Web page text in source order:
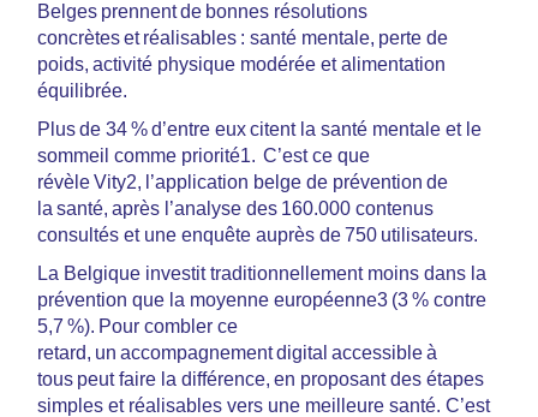
Belges prennent de bonnes résolutions
concrètes et réalisables : santé mentale, perte de
poids, activité physique modérée et alimentation
équilibrée.
Plus de 34 % d’entre eux citent la santé mentale et le
sommeil comme priorité1. C’est ce que
révèle Vity2, l’application belge de prévention de
la santé, après l’analyse des 160.000 contenus
consultés et une enquête auprès de 750 utilisateurs.
La Belgique investit traditionnellement moins dans la
prévention que la moyenne européenne3 (3 % contre
5,7 %). Pour combler ce
retard, un accompagnement digital accessible à
tous peut faire la différence, en proposant des étapes
simples et réalisables vers une meilleure santé. C’est